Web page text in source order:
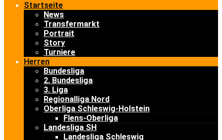
Startseite
News
Transfermarkt
Portrait
Story
Turniere
Herren
Bundesliga
2. Bundesliga
3. Liga
Regionalliga Nord
Oberliga Schleswig-Holstein
Flens-Oberliga
Landesliga SH
Landesliga Schleswig